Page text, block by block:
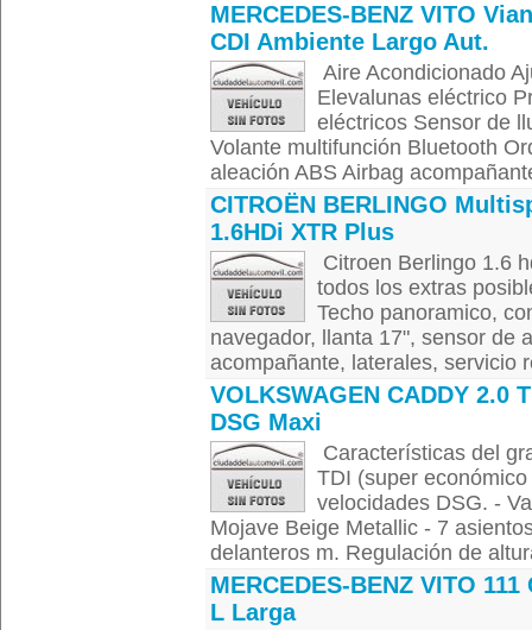
MERCEDES-BENZ VITO
CDI Ambiente Largo Aut.
Aire Acondicionado
Elevalunas eléctrico
eléctricos Sensor de
Volante multifunción Bluetooth
aleación ABS Airbag
CITROËN BERLINGO
1.6HDi XTR Plus
Citroen Berlingo 1.6
todos los extras
Techo panoramico,
navegador, llanta 17", sensor de
acompañante, laterales, servicio
VOLKSWAGEN CADDY 2.0
DSG Maxi
Características del
TDI (super
velocidades DSG. -
Mojave Beige Metallic - 7
delanteros m. Regulación de
MERCEDES-BENZ VITO 111
L Larga